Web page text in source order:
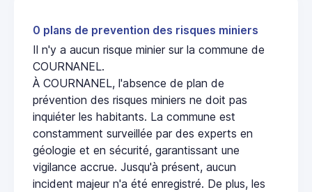
0 plans de prevention des risques miniers
Il n'y a aucun risque minier sur la commune de
COURNANEL.
À COURNANEL, l'absence de plan de
prévention des risques miniers ne doit pas
inquiéter les habitants. La commune est
constamment surveillée par des experts en
géologie et en sécurité, garantissant une
vigilance accrue. Jusqu'à présent, aucun
incident majeur n'a été enregistré. De plus, les